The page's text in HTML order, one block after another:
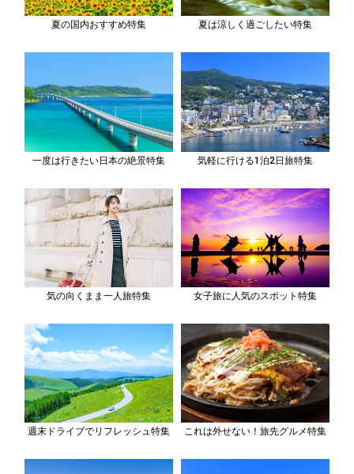
夏の国内おすすめ特集 夏は涼しく過ごしたい特集
一度は行きたい日本の絶景特集 気軽に行ける1泊2日旅特集
気の向くまま一人旅特集 女子旅に人気のスポット特集
週末ドライブでリフレッシュ特集 これは外せない！旅先グルメ特集